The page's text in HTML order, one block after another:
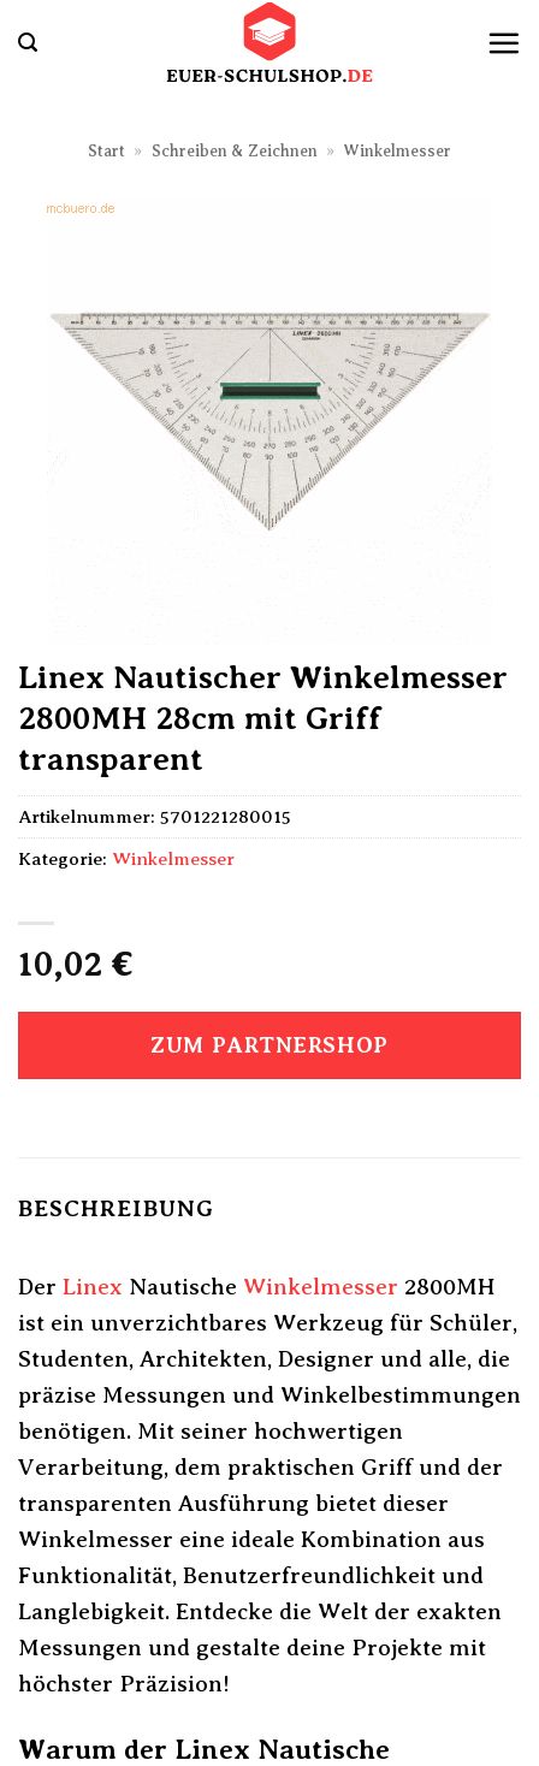
Inhalt
Start » Schreiben & Zeichnen » Winkelmesser
Linex Nautischer Winkelmesser
2800MH 28cm mit Griff
transparent
10,02 €
ZUM PARTNERSHOP
Artikelnummer: 5701221280015
Kategorie: Winkelmesser
BESCHREIBUNG
Der Linex Nautische Winkelmesser 2800MH
ist ein unverzichtbares Werkzeug für Schüler,
Studenten, Architekten, Designer und alle, die
präzise Messungen und Winkelbestimmungen
benötigen. Mit seiner hochwertigen
Verarbeitung, dem praktischen Griff und der
transparenten Ausführung bietet dieser
Winkelmesser eine ideale Kombination aus
Funktionalität, Benutzerfreundlichkeit und
Langlebigkeit. Entdecke die Welt der exakten
Messungen und gestalte deine Projekte mit
höchster Präzision!
Warum der Linex Nautische